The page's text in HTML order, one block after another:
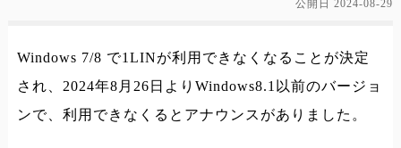
公開日2024-08-29
Windows 7/8 で1LINが利用できなくなることが決定
され、2024年8月26日よりWindows8.1以前のバージョ
ンで、利用できなくるとアナウンスがありました。